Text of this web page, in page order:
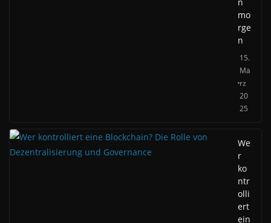
mo
rge
n
15.
Mä
rz
20
25
We
r
ko
ntr
olli
ert
ein